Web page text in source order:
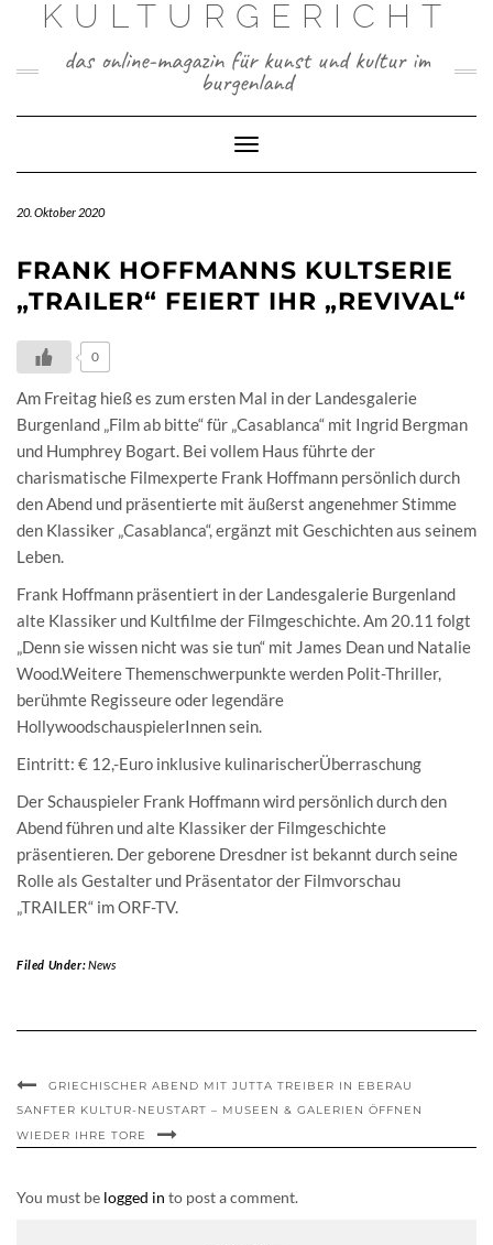
KULTURGERICHT
das online-magazin für kunst und kultur im
burgenland
Toggle
Navigation
20. Oktober 2020
FRANK HOFFMANNS KULTSERIE
„TRAILER“ FEIERT IHR „REVIVAL“
0
Am Freitag hieß es zum ersten Mal in der Landesgalerie
Burgenland „Film ab bitte“ für „Casablanca“ mit Ingrid Bergman
und Humphrey Bogart. Bei vollem Haus führte der
charismatische Filmexperte Frank Hoffmann persönlich durch
den Abend und präsentierte mit äußerst angenehmer Stimme
den Klassiker „Casablanca“, ergänzt mit Geschichten aus seinem
Leben.
Frank Hoffmann präsentiert in der Landesgalerie Burgenland
alte Klassiker und Kultfilme der Filmgeschichte. Am 20.11 folgt
„Denn sie wissen nicht was sie tun“ mit James Dean und Natalie
Wood.Weitere Themenschwerpunkte werden Polit-Thriller,
berühmte Regisseure oder legendäre
HollywoodschauspielerInnen sein.
Eintritt: € 12,-Euro inklusive kulinarischerÜberraschung
Der Schauspieler Frank Hoffmann wird persönlich durch den
Abend führen und alte Klassiker der Filmgeschichte
präsentieren. Der geborene Dresdner ist bekannt durch seine
Rolle als Gestalter und Präsentator der Filmvorschau
„TRAILER“ im ORF-TV.
Filed Under:News
GRIECHISCHER ABEND MIT JUTTA TREIBER IN EBERAU
SANFTER KULTUR-NEUSTART – MUSEEN & GALERIEN ÖFFNEN
WIEDER IHRE TORE
You must be logged in to post a comment.